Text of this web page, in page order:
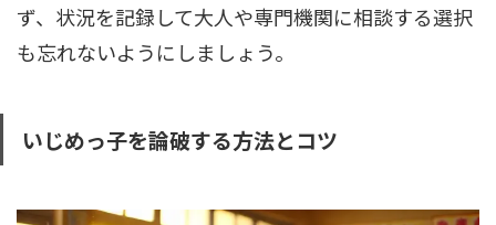
ず、状況を記録して大人や専門機関に相談する選択
も忘れないようにしましょう。
いじめっ子を論破する方法とコツ